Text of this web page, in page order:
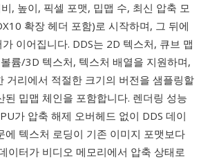
, 높이, 픽셀 포맷, 밉맵 수, 최신 압축 모
확장 헤더 포함)로 시작하며, 그 뒤에
이어집니다. DDS는 2D 텍스처, 큐브 맵
륨/3D 텍스처, 텍스처 배열을 지원하며,
거리에서 적절한 크기의 버전을 샘플링할
된 밉맵 체인을 포함합니다. 렌더링 성능
가 압축 해제 오버헤드 없이 DDS 데이
에 텍스처 로딩이 기존 이미지 포맷보다
이터가 비디오 메모리에서 압축 상태로